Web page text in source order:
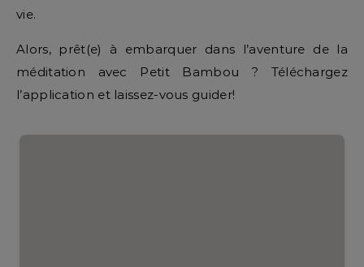
vie.
Alors, prêt(e) à embarquer dans l’aventure de la
méditation avec Petit Bambou ? Téléchargez
l’application et laissez-vous guider!